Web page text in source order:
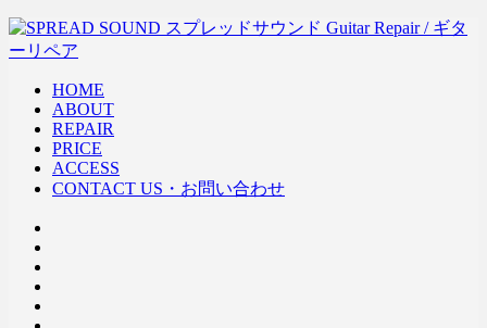
HOME
ABOUT
REPAIR
PRICE
ACCESS
CONTACT US・お問い合わせ